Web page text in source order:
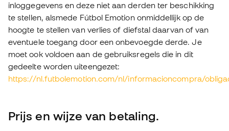
inloggegevens en deze niet aan derden ter beschikking
te stellen, alsmede Fútbol Emotion onmiddellijk op de
hoogte te stellen van verlies of diefstal daarvan of van
eventuele toegang door een onbevoegde derde. Je
moet ook voldoen aan de gebruiksregels die in dit
gedeelte worden uiteengezet:
https://nl.futbolemotion.com/nl/informacioncompra/
Prijs en wijze van betaling.